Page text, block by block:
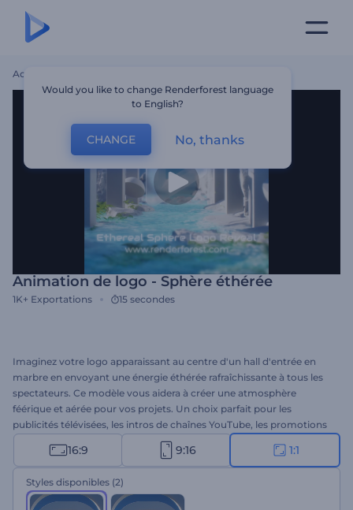
Accueil
Animation de logo - Sphère éthérée
1K+ Exportations 15 secondes
Imaginez votre logo apparaissant au centre d'un hall d'entrée en
marbre en envoyant une énergie éthérée rafraîchissante à tous les
spectateurs. Ce modèle vous aidera à créer une atmosphère
féérique et aérée pour vos projets. Un choix parfait pour les
publicités télévisées, les intros de chaînes YouTube, les promotions
de produits, et bien plus encore. Téléchargez votre logo et obtenez
une animation professionnelle en à peine quelques minutes. À vous
d'essayer par vous-même !
16:9 9:16 1:1
Styles disponibles (2)
Would you like to change Renderforest language
to English?
CHANGE No, thanks